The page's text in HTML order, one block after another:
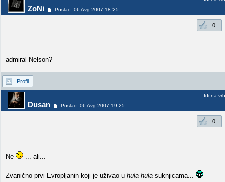
ZoNi Poslao: 06 Avg 2007 18:25
0
admiral Nelson?
Profil
Dusan Poslao: 06 Avg 2007 19:25
Idi na vrh
0
Ne ... ali...
Zvanično prvi Evropljanin koji je uživao u hula-hula suknjicama...